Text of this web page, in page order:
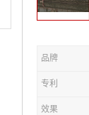
品牌
专利
效果